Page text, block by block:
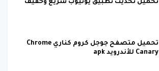
تحميل تحديث تطبيق يوتيوب سريع وخفيف
تحميل متصفح جوجل كروم كناري Chrome
Canary للأندرويد apk